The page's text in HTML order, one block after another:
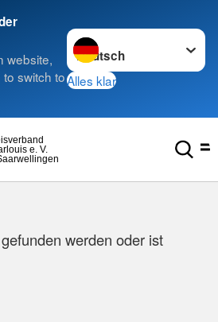
website,
switch to
Sprache wechseln zu
Alles klar
e. V.
werden oder ist